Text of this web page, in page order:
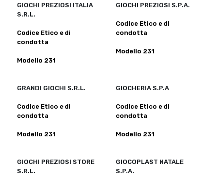
GIOCHI PREZIOSI ITALIA
S.R.L.
Codice Etico e di
condotta
Modello 231
GIOCHI PREZIOSI S.P.A.
Codice Etico e di
condotta
Modello 231
GRANDI GIOCHI S.R.L.
Codice Etico e di
condotta
Modello 231
GIOCHERIA S.P.A
Codice Etico e di
condotta
Modello 231
GIOCHI PREZIOSI STORE
S.R.L.
GIOCOPLAST NATALE
S.P.A.